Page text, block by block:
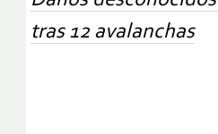
tras 12 avalanchas